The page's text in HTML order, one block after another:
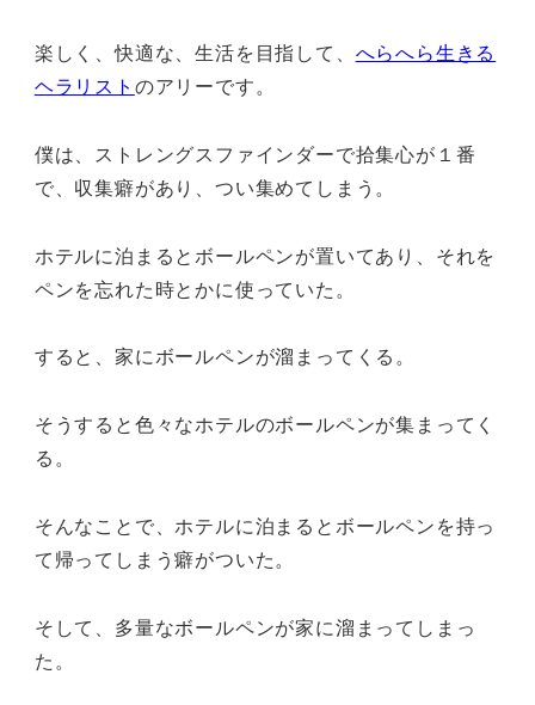
楽しく、快適な、生活を目指して、 へらへら生きる
ヘラリスト のアリーです。
僕は、ストレングスファインダーで拾集心が１番
で、収集癖があり、つい集めてしまう。
ホテルに泊まるとボールペンが置いてあり、それを
ペンを忘れた時とかに使っていた。
すると、家にボールペンが溜まってくる。
そうすると色々なホテルのボールペンが集まってく
る。
そんなことで、ホテルに泊まるとボールペンを持っ
て帰ってしまう癖がついた。
そして、多量なボールペンが家に溜まってしまっ
た。